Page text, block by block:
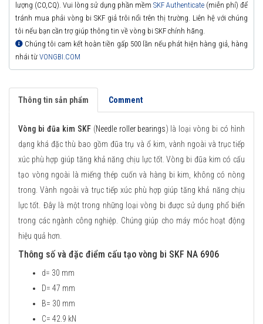
lượng (CO,CQ). Vui lòng sử dụng phần mềm SKF Authenticate (miễn phí) để
tránh mua phải vòng bi SKF giả trôi nổi trên thị trường. Liên hệ với chúng
tôi nếu bạn cần trợ giúp thông tin về vòng bi SKF chính hãng.
Chúng tôi cam kết hoàn tiền gấp 500 lần nếu phát hiện hàng giả, hàng
nhái từ VONGBI.COM
Thông tin sản phẩm Comment
Vòng bi đũa kim SKF(Needle roller bearings) là loại vòng bi có hình
dạng khá đặc thù bao gồm đũa trụ và ổ kim, vành ngoài và trục tiếp
xúc phù hợp giúp tăng khả năng chịu lực tốt. Vòng bi đũa kim có cấu
tạo vòng ngoài là miếng thép cuốn và hàng bi kim, không có nòng
trong. Vành ngoài và trục tiếp xúc phù hợp giúp tăng khả năng chịu
lực tốt. Đây là một trong những loại vòng bi được sử dụng phổ biến
trong các ngành công nghiệp. Chúng giúp cho máy móc hoạt động
hiệu quả hơn.
Thông số và đặc điểm cấu tạo vòng bi SKF NA 6906
d= 30 mm
D= 47 mm
B= 30 mm
C= 42.9 kN